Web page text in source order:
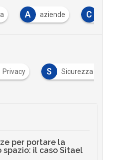
A aziende C
Privacy S Sicurezza digitale
per portare la
spazio: il caso Sitael